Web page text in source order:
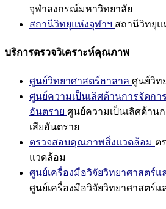
จุฬาลงกรณ์มหาวิทยาลัย
สถานีวิทยุแห่งจุฬาฯ สถานีวิทยุแ
บริการตรวจวิเคราะห์คุณภาพ
ศูนย์วิทยาศาสตร์ฮาลาล ศูนย์วิท
ศูนย์ความเป็นเลิศด้านการจัดกา
อันตราย ศูนย์ความเป็นเลิศด้าน
เสียอันตราย
ตรวจสอบคุณภาพสิ่งแวดล้อม ต
แวดล้อม
ศูนย์เครื่องมือวิจัยวิทยาศาสตร์แ
ศูนย์เครื่องมือวิจัยวิทยาศาสตร์แ